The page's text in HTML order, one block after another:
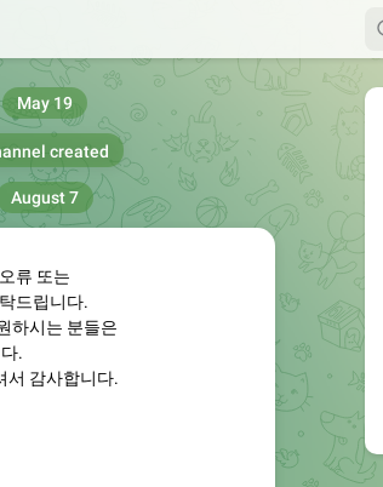
created
May 19
류 또는
드립니다.
하시는 분들은
.
서 감사합니다.
August 7